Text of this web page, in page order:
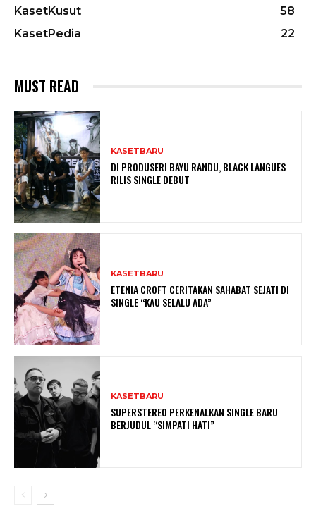
KasetKusut
58
KasetPedia
22
MUST READ
KASETBARU
DI PRODUSERI BAYU RANDU, BLACK LANGUES
RILIS SINGLE DEBUT
KASETBARU
ETENIA CROFT CERITAKAN SAHABAT SEJATI DI
SINGLE “KAU SELALU ADA”
KASETBARU
SUPERSTEREO PERKENALKAN SINGLE BARU
BERJUDUL “SIMPATI HATI”